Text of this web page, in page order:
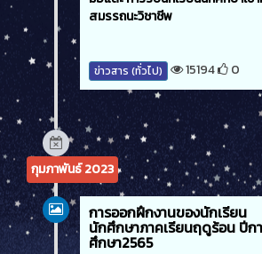
สมรรถนะวิชาชีพ
ข่าวสาร (ทั่วไป) 15194 0
กุมภาพันธ์ 2023
การออกฝึกงานของนักเรียน
นักศึกษาภาคเรียนฤดูร้อน ปีก
ศึกษา2565